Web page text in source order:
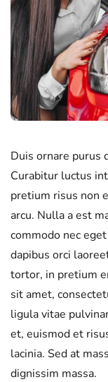
Duis ornare purus
Curabitur luctus
pretium risus non
arcu. Nulla a est
commodo nec
dapibus orci
tortor, in pretium
sit amet,
ligula vitae
et, euismod et
lacinia. Sed at
dignissim massa.